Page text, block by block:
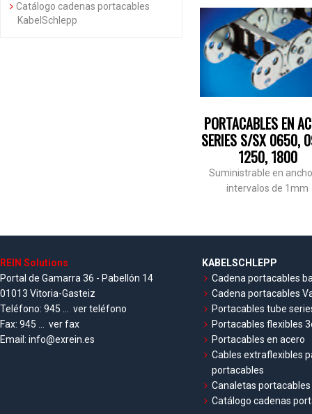
Catálogo cadenas portacables
KabelSchlepp
PORTACABLES EN
SERIES S/SX 0650,
1250, 1800
Suministrable en
intervalos de 1mm
REIN Solutions
Portal de Gamarra 36 - Pabellón 14
01013 Vitoria-Gasteiz
Teléfono: 945 ... ver teléfono
Fax: 945 ... ver fax
Email: info@exrein.es
KABELSCHLEPP
Cadena portacables
Cadena portacables
Portacables tube
Portacables flexibles
Portacables en acero
Cables extraflexibles
portacables
Canaletas
Catálogo cadenas